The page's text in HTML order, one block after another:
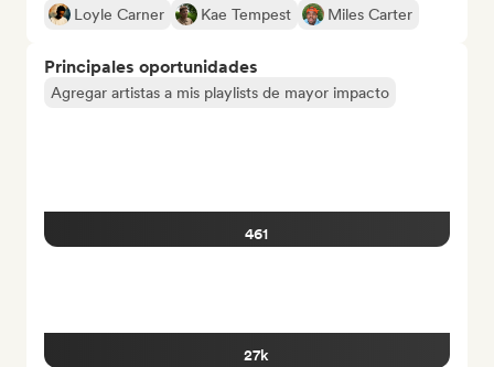
Loyle Carner Kae Tempest Miles Carter
Principales oportunidades
Agregar artistas a mis playlists de mayor impacto
461
27k